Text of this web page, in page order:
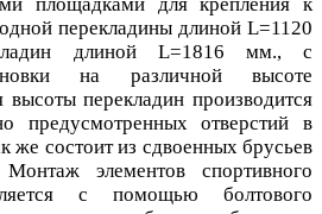
перекладины длиной L=1120
длиной L=1816 мм., с
на различной высоте
перекладин производится
предусмотренных отверстий в
же состоит из сдвоенных брусьев
элементов спортивного
с помощью болтового